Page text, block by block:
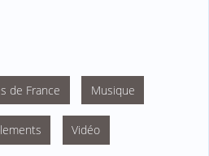
de France Musique
Vidéo